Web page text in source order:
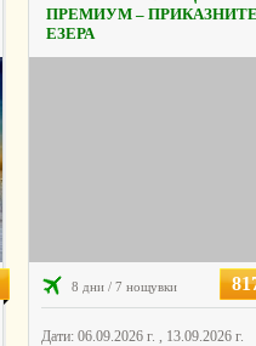
ПРЕМИУМ –
ЕЗЕРА
8 дни / 7 нощувки
Дати: 06.09.2026 г. , 13.09.2026 г.